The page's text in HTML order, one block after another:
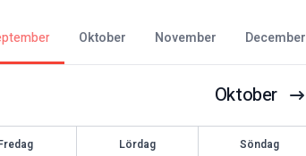
oktober november december
Oktober
Lördag Söndag